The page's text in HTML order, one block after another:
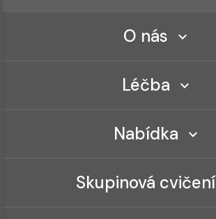
O nás
Léčba
Nabídka
Skupinová cvičení